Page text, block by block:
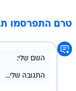
טרם התפרסמו